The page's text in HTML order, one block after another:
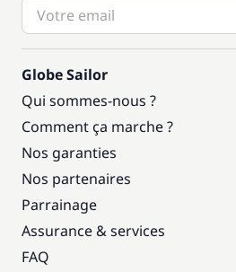
Globe Sailor
Qui sommes-nous ?
Comment ça marche ?
Nos garanties
Nos partenaires
Parrainage
Assurance & services
FAQ